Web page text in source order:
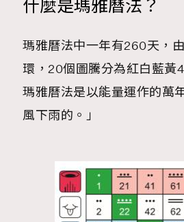
AFrenchMind
什麼是瑪雅曆法？
瑪雅曆法中一年有260天，
環，20個圖騰分為紅白藍黃
瑪雅曆法是以能量運作的萬
風下雨的。」